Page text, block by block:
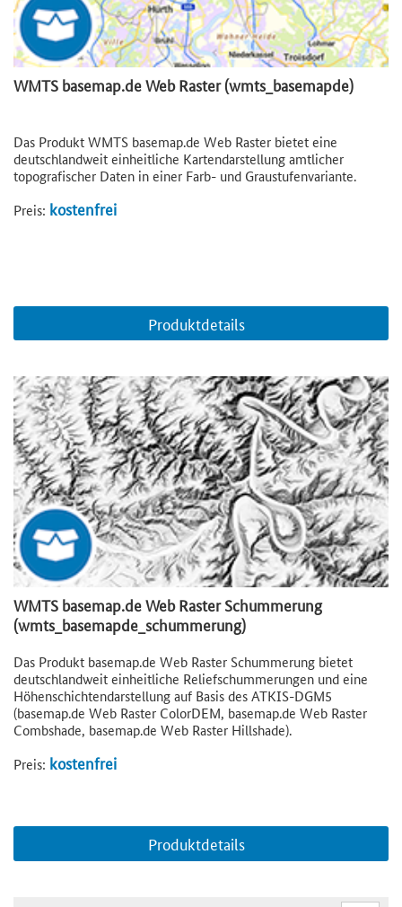
WMTS basemap.de Web Raster (wmts_basemapde)
Das Produkt WMTS basemap.de Web Raster bietet eine
deutschlandweit einheitliche Kartendarstellung amtlicher
topografischer Daten in einer Farb- und Graustufenvariante.
Preis: kostenfrei
Produktdetails
WMTS basemap.de Web Raster Schummerung
(wmts_basemapde_schummerung)
Das Produkt basemap.de Web Raster Schummerung bietet
deutschlandweit einheitliche Reliefschummerungen und eine
Höhenschichtendarstellung auf Basis des ATKIS-DGM5
(basemap.de Web Raster ColorDEM, basemap.de Web Raster
Combshade, basemap.de Web Raster Hillshade).
Preis: kostenfrei
Produktdetails